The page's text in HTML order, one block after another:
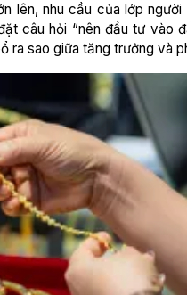
lên, nhu cầu của lớp
câu hỏi “nên đầu tư vào
ra sao giữa tăng trưởng và